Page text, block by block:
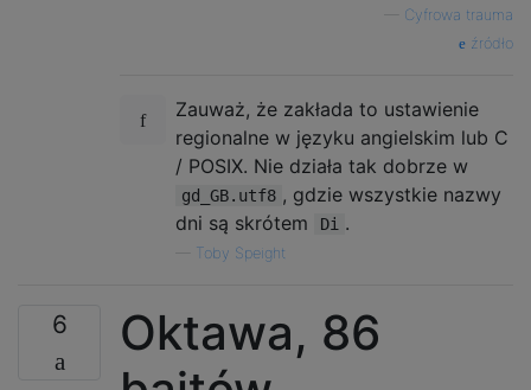
Cyfrowa trauma
źródło
Zauważ, że zakłada to ustawienie
regionalne w języku angielskim lub C
/ POSIX. Nie działa tak dobrze w
gd_GB.utf8 , gdzie wszystkie nazwy
dni są skrótem
Di .
Toby Speight
6
Oktawa, 86